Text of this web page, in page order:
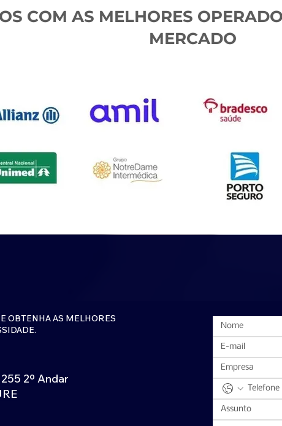
COM AS MELHORES
MERCADO
OBTENHA AS MELHORES
2º Andar